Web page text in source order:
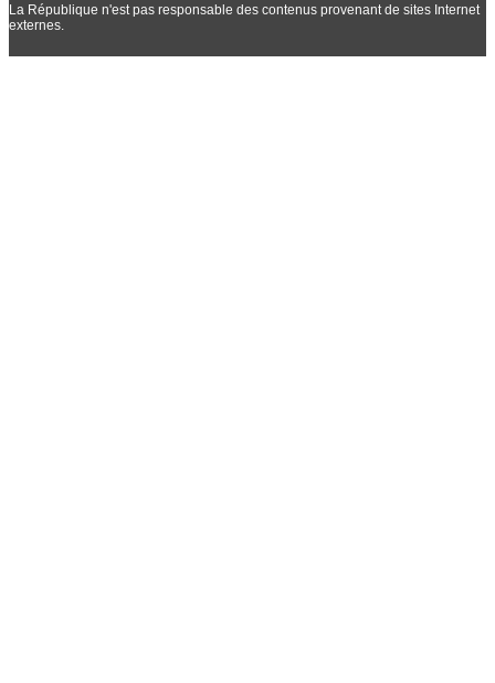
La République n'est pas responsable des contenus provenant de sites Internet
externes.